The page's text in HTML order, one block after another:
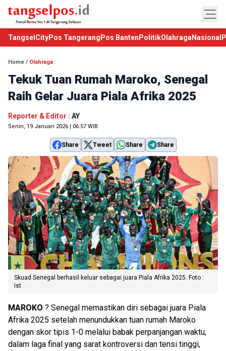
TangselCityPos Tangerang Pos Banten PolitikOlahraga Nasional
Home / Olahraga
Tekuk Tuan Rumah Maroko, Senegal
Raih Gelar Juara Piala Afrika 2025
Reporter & Editor : AY
Senin, 19 Januari 2026 | 06:57 WIB
Share Tweet Share Share
Skuad Senegal berhasil keluar sebagai juara Piala Afrika 2025. Foto :
Ist
MAROKO ? Senegal memastikan diri sebagai juara Piala
Afrika 2025 setelah menundukkan tuan rumah Maroko
dengan skor tipis 1-0 melalui babak perpanjangan waktu,
dalam laga final yang sarat kontroversi dan tensi tinggi,